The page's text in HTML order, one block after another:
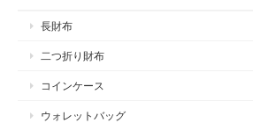
長財布
二つ折り財布
コインケース
ウォレットバッグ